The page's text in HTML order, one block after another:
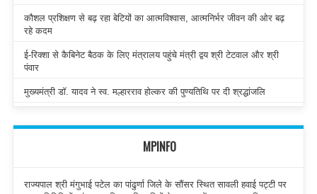
कौशल प्रशिक्षण से बढ़ रहा बेटियों का आत्मविश्वास, आत्मनिर्भर जीवन की ओर बढ़
रहे कदम
ई-रिक्शा से कैबिनेट बैठक के लिए मंत्रालय पहुंचे मंत्री द्वय श्री टेटवाल और श्री
पंवार
मुख्यमंत्री डॉ. यादव ने स्व. मल्हारराव होल्कर की पुण्यतिथि पर दी श्रद्धांजलि
MPINFO
राज्यपाल श्री मंगुभाई पटेल का पांढुर्णा जिले के सौंसर स्थित सावली हवाई पट्टी पर